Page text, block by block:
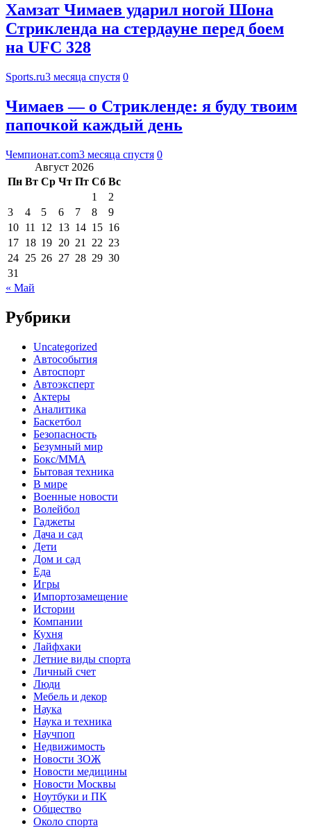
Хамзат Чимаев ударил ногой Шона
Стрикленда на стердауне перед боем
на UFC 328
Sports.ru3 месяца спустя 0
Чимаев — о Стрикленде: я буду твоим
папочкой каждый день
Чемпионат.com3 месяца спустя 0
Август 2026
Пн Вт Ср Чт Пт Сб Вс
1
2
3
4 5 6 7 8
9
10 11 12 13 14 15 16
17 18 19 20 21 22 23
24 25 26 27 28 29 30
31
« Май
Рубрики
Uncategorized
Автособытия
Автоспорт
Автоэксперт
Актеры
Аналитика
Баскетбол
Безопасность
Безумный мир
Бокс/MMA
Бытовая техника
В мире
Военные новости
Волейбол
Гаджеты
Дача и сад
Дети
Дом и сад
Еда
Игры
Импортозамещение
Истории
Компании
Кухня
Лайфхаки
Летние виды спорта
Личный счет
Люди
Мебель и декор
Наука
Наука и техника
Научпоп
Недвижимость
Новости ЗОЖ
Новости медицины
Новости Москвы
Ноутбуки и ПК
Общество
Около спорта